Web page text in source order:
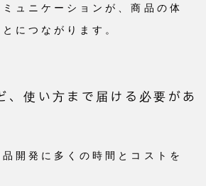
ュニケーションが、商品の体
につながります。
、使い方まで届ける必要があ
開発に多くの時間とコストを